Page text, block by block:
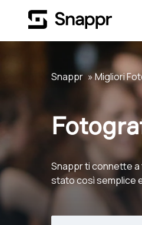
Snappr Migliori
Snappr ti connette
stato così semplice